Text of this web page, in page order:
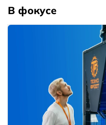
В фокусе